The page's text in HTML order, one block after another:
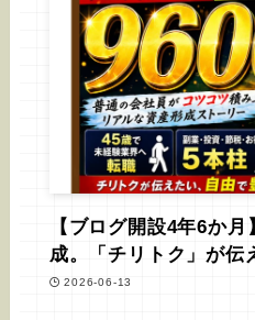
【ブログ開設4年6か
成。「チリトク」が伝
2026-06-13